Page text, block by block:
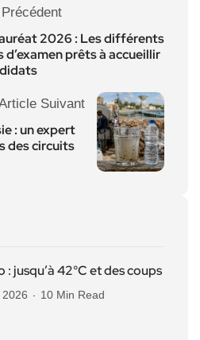
2026 : Les différents
d’examen prêts à accueillir
Suivant
: un expert
des circuits
: jusqu’à 42°C et des coups
2026 10 Min Read